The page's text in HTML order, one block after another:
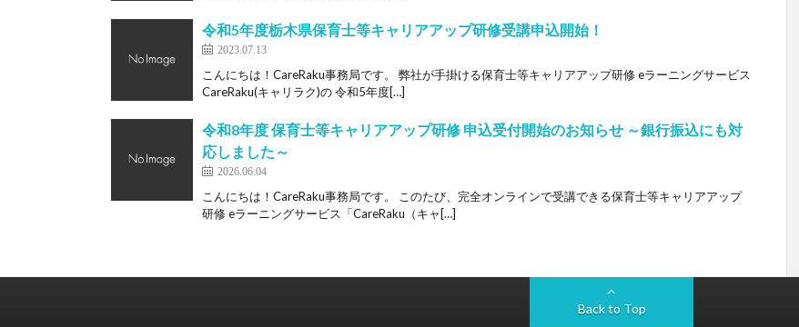
令和5年度栃木県保育士等キャリアアップ研修受講申込開始！
2023.07.13
こんにちは！CareRaku事務局です。 弊社が手掛ける保育士等キャリアアップ研修 eラーニングサービス
CareRaku(キャリラク)の 令和5年度[…]
令和8年度 保育士等キャリアアップ研修 申込受付開始のお知らせ ～銀行振込にも対
応しました～
2026.06.04
こんにちは！CareRaku事務局です。 このたび、完全オンラインで受講できる保育士等キャリアアップ
研修 eラーニングサービス「CareRaku（キャ[…]
Back to Top